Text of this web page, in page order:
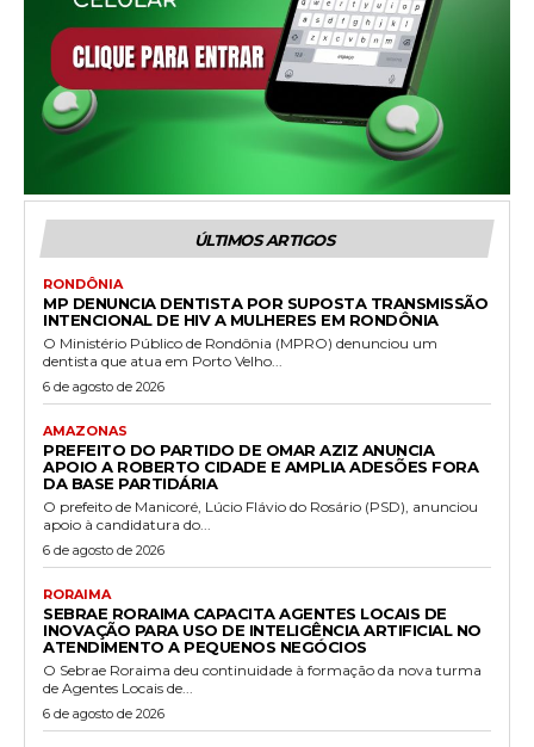
ÚLTIMOS ARTIGOS
RONDÔNIA
MP DENUNCIA DENTISTA POR SUPOSTA TRANSMISSÃO
INTENCIONAL DE HIV A MULHERES EM RONDÔNIA
O Ministério Público de Rondônia (MPRO) denunciou um
dentista que atua em Porto Velho...
6 de agosto de 2026
AMAZONAS
PREFEITO DO PARTIDO DE OMAR AZIZ ANUNCIA
APOIO A ROBERTO CIDADE E AMPLIA ADESÕES FORA
DA BASE PARTIDÁRIA
O prefeito de Manicoré, Lúcio Flávio do Rosário (PSD), anunciou
apoio à candidatura do...
6 de agosto de 2026
RORAIMA
SEBRAE RORAIMA CAPACITA AGENTES LOCAIS DE
INOVAÇÃO PARA USO DE INTELIGÊNCIA ARTIFICIAL NO
ATENDIMENTO A PEQUENOS NEGÓCIOS
O Sebrae Roraima deu continuidade à formação da nova turma
de Agentes Locais de...
6 de agosto de 2026